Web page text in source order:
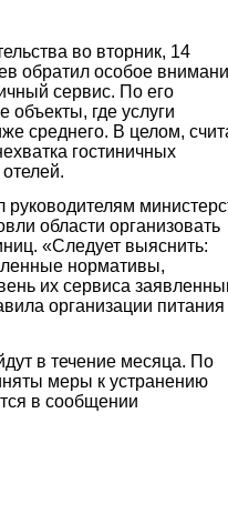
во вторник, 14
обратил особое
сервис. По его
объекты, где услуги
среднего. В целом,
гостиничных
руководителям
области организовать
«Следует выяснить:
нормативы,
их сервиса
организации питания
в течение месяца. По
меры к устранению
в сообщении